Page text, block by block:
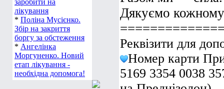
заробити на
лікування
* Поліна Мусієнко.
Збір на закриття
боргу за обстеження
* Ангелінка
Моргуненко. Новий
етап лікування -
необхідна допомога!
Дякуємо
Реквізити для
Номер карти
5169 3354 0038